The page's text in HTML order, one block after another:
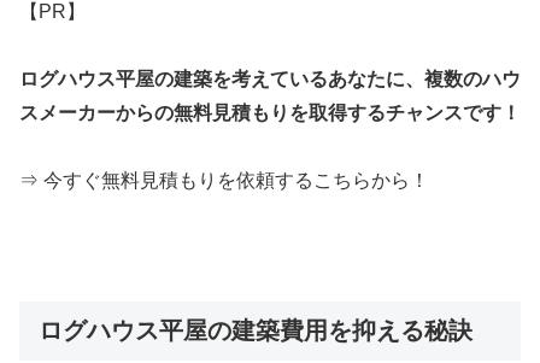
【PR】
ログハウス平屋の建築を考えているあなたに、複数のハウ
スメーカーからの無料見積もりを取得するチャンスです！
⇒ 今すぐ無料見積もりを依頼するこちらから！
ログハウス平屋の建築費用を抑える秘訣